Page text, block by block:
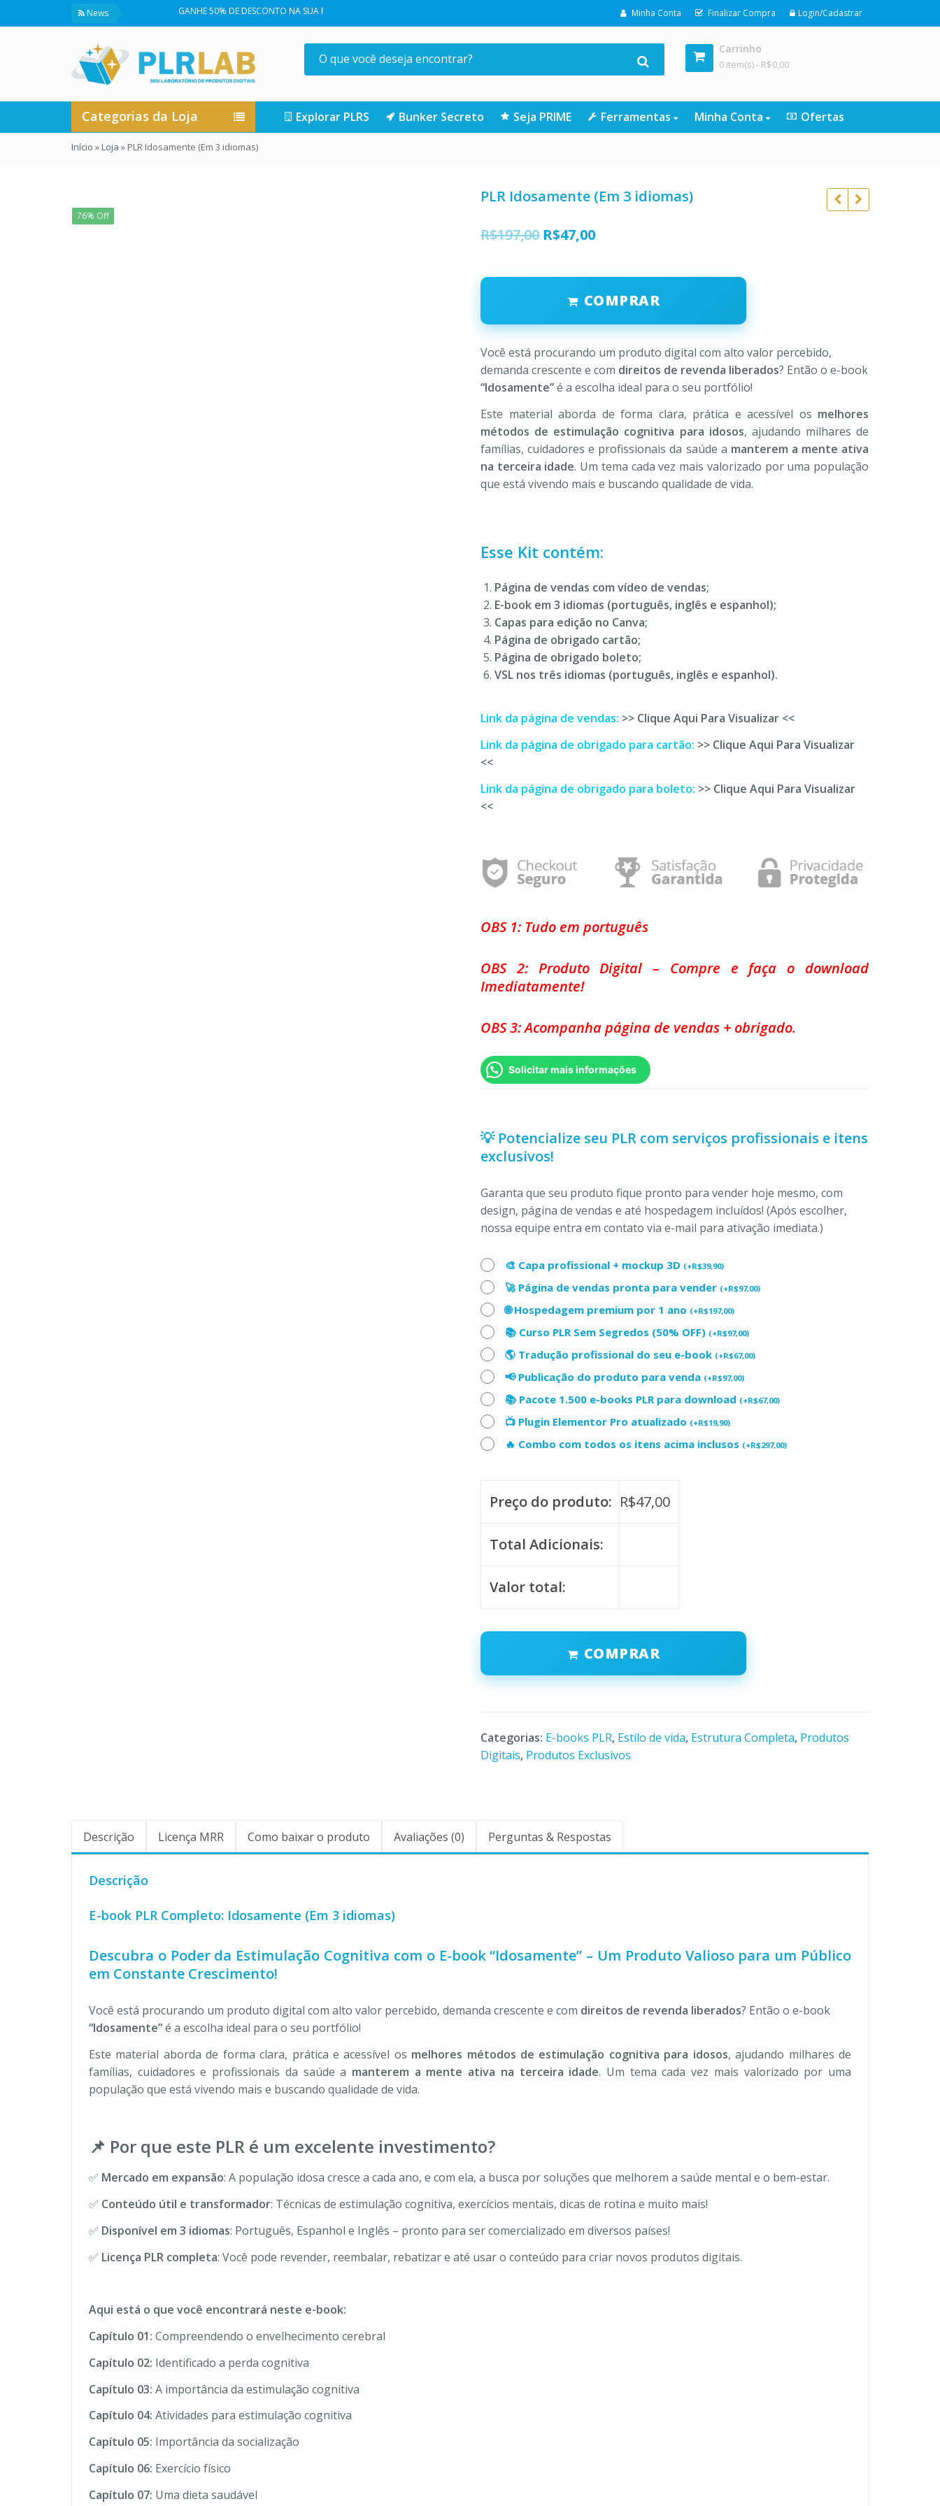
News GANHE 50% DE DESCONTO NA SUA PRIMEIRA COMPRA NA LOJA | CLIQUE AQUI Minha Conta Finalizar Compra Login/Cadastrar
Carrinho
0 item(s) - R$0,00
Categorias da Loja Explorar PLRS Bunker Secreto Seja PRIME Ferramentas Minha Conta Ofertas
Início »Loja » PLR Idosamente (Em 3 idiomas)
76% Off
PLR Idosamente (Em 3 idiomas)
R$197,00 O
original
era:
R$197,00.
R$47,00O
atual
é:
R$47,00.
COMPRAR
Você está procurando um produto digital com alto valor percebido,
demanda crescente e com direitos de revenda liberados? Então o e-book
“Idosamente”é a escolha ideal para o seu portfólio!
Este material aborda de forma clara, prática e acessível os melhores
métodos de estimulação cognitiva para idosos, ajudando milhares de
famílias, cuidadores e profissionais da saúde a manterem a mente ativa
na terceira idade. Um tema cada vez mais valorizado por uma população
que está vivendo mais e buscando qualidade de vida.
Esse Kit contém:
Página de vendas com vídeo de vendas;
E-book em 3 idiomas (português, inglês e espanhol);
Capas para edição no Canva;
Página de obrigado cartão;
Página de obrigado boleto;
VSL nos três idiomas (português, inglês e espanhol).
Link da página de vendas: >> Clique Aqui Para Visualizar <<
Link da página de obrigado para cartão: >> Clique Aqui Para Visualizar
<<
Link da página de obrigado para boleto: >> Clique Aqui Para Visualizar
<<
OBS 1: Tudo em português
OBS 2: Produto Digital – Compre e faça o download
Imediatamente!
OBS 3: Acompanha página de vendas + obrigado.
Solicitar mais informações
💡 Potencialize seu PLR com serviços profissionais e itens
exclusivos!
Garanta que seu produto fique pronto para vender hoje mesmo, com
design, página de vendas e até hospedagem incluídos! (Após escolher,
nossa equipe entra em contato via e-mail para ativação imediata.)
🎨 Capa profissional + mockup 3D (+R$39,90)
🚀 Página de vendas pronta para vender (+R$97,00)
🌐 Hospedagem premium por 1 ano (+R$197,00)
📚 Curso PLR Sem Segredos (50% OFF) (+R$97,00)
🌎 Tradução profissional do seu e-book (+R$67,00)
📢 Publicação do produto para venda (+R$97,00)
📚 Pacote 1.500 e-books PLR para download (+R$67,00)
📺 Plugin Elementor Pro atualizado (+R$19,90)
🔥 Combo com todos os itens acima inclusos (+R$297,00)
Preço do produto: R$47,00
Total Adicionais:
Valor total:
COMPRAR
Categorias: E-books PLR, Estilo de vida, Estrutura Completa, Produtos
Digitais, Produtos Exclusivos
Descrição Licença MRR Como baixar o produto Avaliações (0) Perguntas & Respostas
Descrição
E-book PLR Completo: Idosamente (Em 3 idiomas)
Descubra o Poder da Estimulação Cognitiva com o E-book “Idosamente” – Um Produto Valioso para um Público
em Constante Crescimento!
Você está procurando um produto digital com alto valor percebido, demanda crescente e com direitos de revenda liberados? Então o e-book
“Idosamente”é a escolha ideal para o seu portfólio!
Este material aborda de forma clara, prática e acessível os melhores métodos de estimulação cognitiva para idosos, ajudando milhares de
famílias, cuidadores e profissionais da saúde a manterem a mente ativa na terceira idade. Um tema cada vez mais valorizado por uma
população que está vivendo mais e buscando qualidade de vida.
📌 Por que este PLR é um excelente investimento?
✅ Mercado em expansão: A população idosa cresce a cada ano, e com ela, a busca por soluções que melhorem a saúde mental e o bem-estar.
✅ Conteúdo útil e transformador: Técnicas de estimulação cognitiva, exercícios mentais, dicas de rotina e muito mais!
✅ Disponível em 3 idiomas: Português, Espanhol e Inglês – pronto para ser comercializado em diversos países!
✅ Licença PLR completa: Você pode revender, reembalar, rebatizar e até usar o conteúdo para criar novos produtos digitais.
Aqui está o que você encontrará neste e-book:
Capítulo 01: Compreendendo o envelhecimento cerebral
Capítulo 02: Identificado a perda cognitiva
Capítulo 03: A importância da estimulação cognitiva
Capítulo 04: Atividades para estimulação cognitiva
Capítulo 05: Importância da socialização
Capítulo 06: Exercício físico
Capítulo 07: Uma dieta saudável